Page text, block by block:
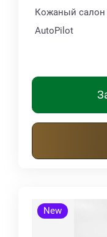
Кожаный салон
AutoPilot
New